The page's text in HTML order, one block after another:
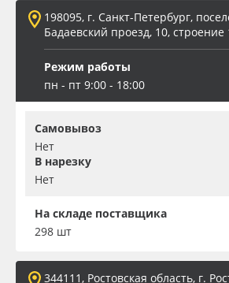
198095, г. Санкт-Петербург,
Бадаевский проезд, 10, строение
Режим работы
пн - пт 9:00 - 18:00
Самовывоз
Нет
В нарезку
Нет
На складе поставщика
298 шт
344111, Ростовская область, г.